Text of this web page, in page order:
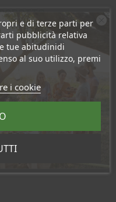
e di terze parti per
pubblicità relativa
tue abitudinidi
al suo utilizzo, premi
i cookie